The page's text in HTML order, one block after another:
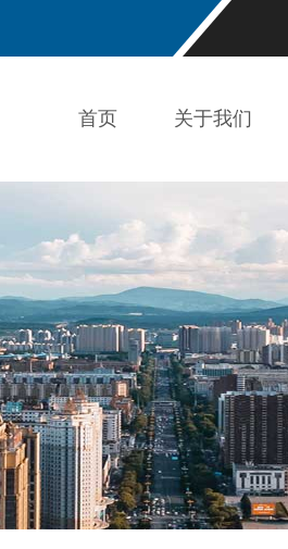
首页 关于我们